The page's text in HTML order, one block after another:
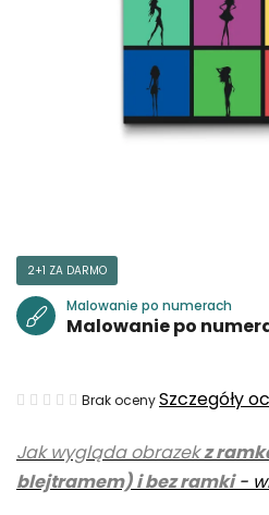
Jak wygląda obrazekz
blejtramem) i bez ramki-
2+1 ZA DARMO
Malowanie po numerach
Malowanie po
Średnia
produktu
wynosi
Brak ocenySzczegóły